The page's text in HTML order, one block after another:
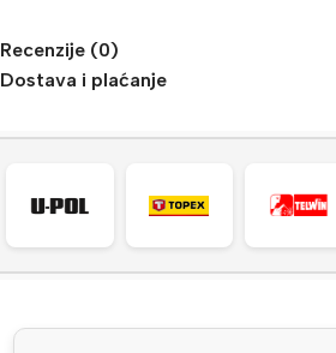
Recenzije (0)
Dostava i plaćanje